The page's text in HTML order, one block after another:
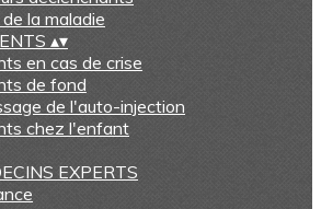
la maladie
▴▾
en cas de crise
de fond
de l'auto-injection
chez l'enfant
EXPERTS